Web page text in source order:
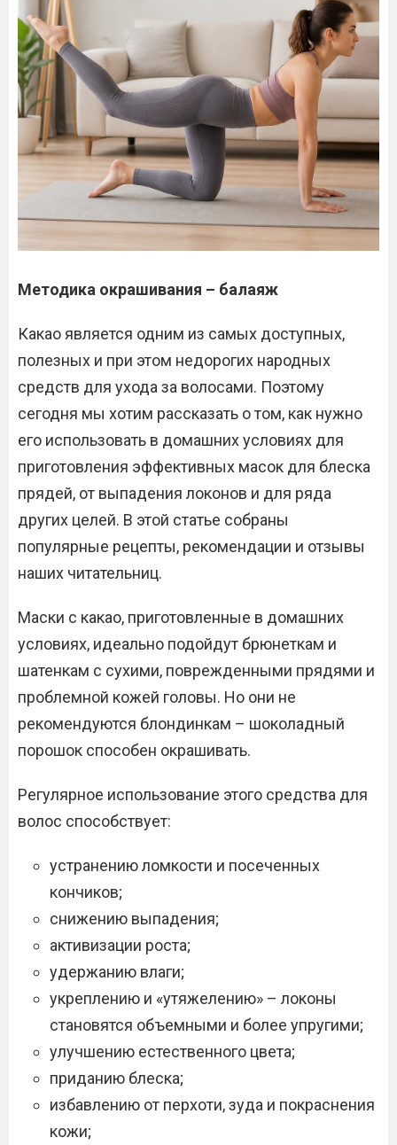
Методика окрашивания – балаяж
Какао является одним из самых доступных,
полезных и при этом недорогих народных
средств для ухода за волосами. Поэтому
сегодня мы хотим рассказать о том, как нужно
его использовать в домашних условиях для
приготовления эффективных масок для блеска
прядей, от выпадения локонов и для ряда
других целей. В этой статье собраны
популярные рецепты, рекомендации и отзывы
наших читательниц.
Маски с какао, приготовленные в домашних
условиях, идеально подойдут брюнеткам и
шатенкам с сухими, поврежденными прядями и
проблемной кожей головы. Но они не
рекомендуются блондинкам – шоколадный
порошок способен окрашивать.
Регулярное использование этого средства для
волос способствует:
устранению ломкости и посеченных
кончиков;
снижению выпадения;
активизации роста;
удержанию влаги;
укреплению и «утяжелению» – локоны
становятся объемными и более упругими;
улучшению естественного цвета;
приданию блеска;
избавлению от перхоти, зуда и покраснения
кожи;